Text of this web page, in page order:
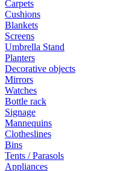
Carpets
Cushions
Blankets
Screens
Umbrella Stand
Planters
Decorative objects
Mirrors
Watches
Bottle rack
Signage
Mannequins
Clotheslines
Bins
Tents / Parasols
Appliances